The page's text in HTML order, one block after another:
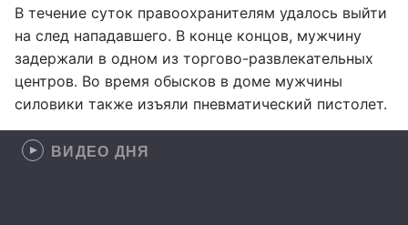
В течение суток правоохранителям удалось выйти
на след нападавшего. В конце концов, мужчину
задержали в одном из торгово-развлекательных
центров. Во время обысков в доме мужчины
силовики также изъяли пневматический пистолет.
ВИДЕО ДНЯ